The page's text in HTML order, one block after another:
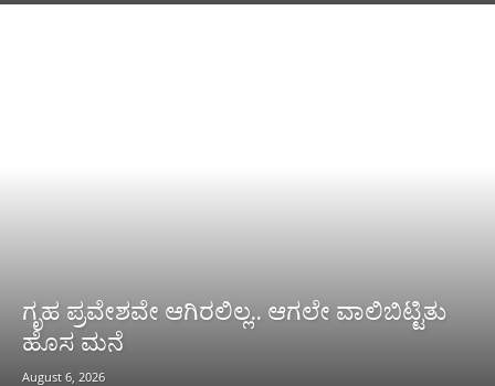
ಗೃಹ ಪ್ರವೇಶವೇ ಆಗಿರಲಿಲ್ಲ.. ಆಗಲೇ ವಾಲಿಬಿಟ್ಟಿತು
ಹೊಸ ಮನೆ
August 6, 2026